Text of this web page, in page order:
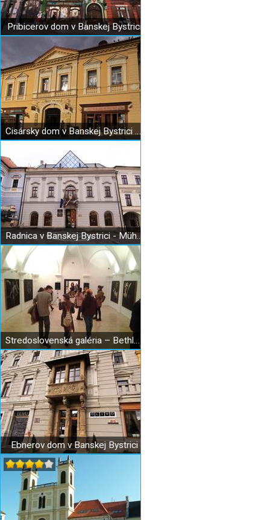
Pribicerov dom v Banskej Bystrici
Cisársky dom v Banskej Bystrici (Caraffov dom)
Radnica v Banskej Bystrici - Mühlsteinov dom
Stredoslovenská galéria – Bethlenov dom
Ebnerov dom v Banskej Bystrici